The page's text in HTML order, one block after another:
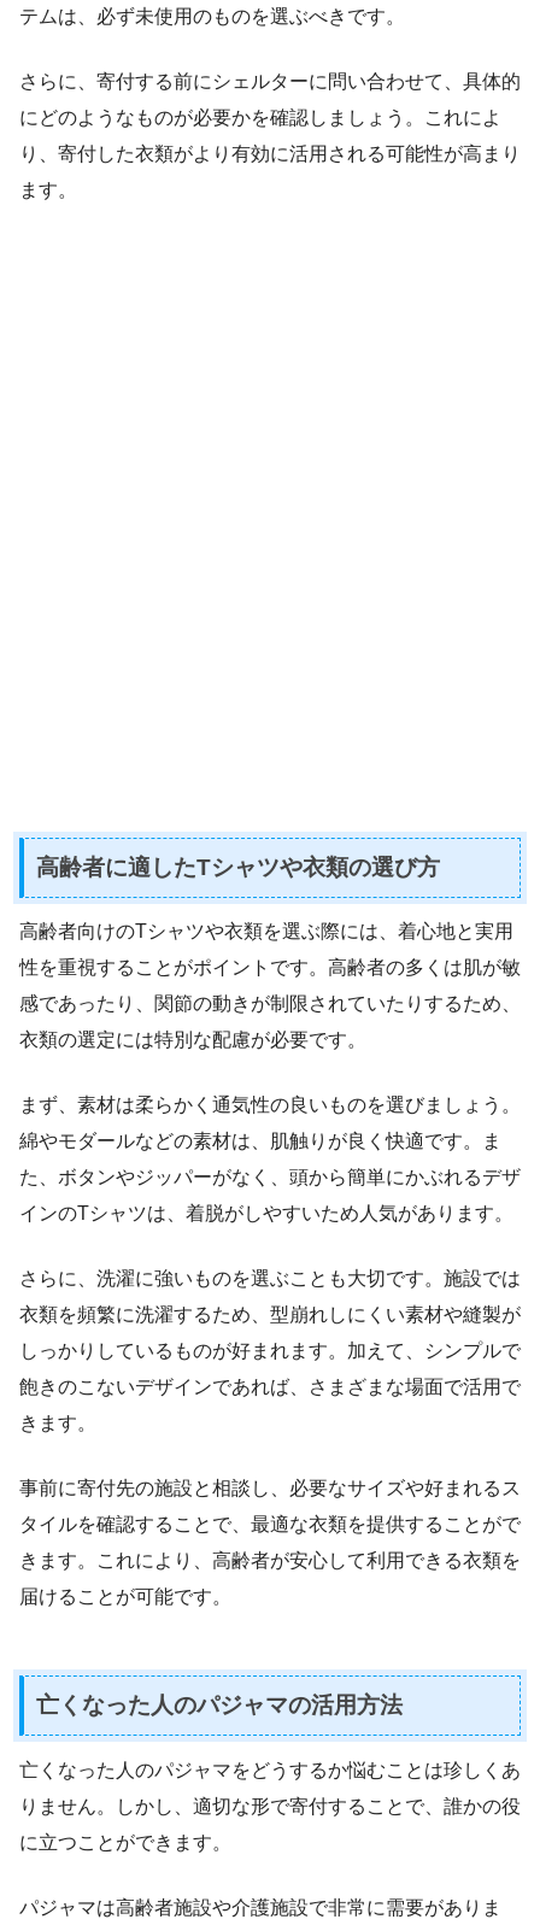
テムは、必ず未使用のものを選ぶべきです。
さらに、寄付する前にシェルターに問い合わせて、具体的
にどのようなものが必要かを確認しましょう。これによ
り、寄付した衣類がより有効に活用される可能性が高まり
ます。
高齢者に適したTシャツや衣類の選び方
高齢者向けのTシャツや衣類を選ぶ際には、着心地と実用
性を重視することがポイントです。高齢者の多くは肌が敏
感であったり、関節の動きが制限されていたりするため、
衣類の選定には特別な配慮が必要です。
まず、素材は柔らかく通気性の良いものを選びましょう。
綿やモダールなどの素材は、肌触りが良く快適です。ま
た、ボタンやジッパーがなく、頭から簡単にかぶれるデザ
インのTシャツは、着脱がしやすいため人気があります。
さらに、洗濯に強いものを選ぶことも大切です。施設では
衣類を頻繁に洗濯するため、型崩れしにくい素材や縫製が
しっかりしているものが好まれます。加えて、シンプルで
飽きのこないデザインであれば、さまざまな場面で活用で
きます。
事前に寄付先の施設と相談し、必要なサイズや好まれるス
タイルを確認することで、最適な衣類を提供することがで
きます。これにより、高齢者が安心して利用できる衣類を
届けることが可能です。
亡くなった人のパジャマの活用方法
亡くなった人のパジャマをどうするか悩むことは珍しくあ
りません。しかし、適切な形で寄付することで、誰かの役
に立つことができます。
パジャマは高齢者施設や介護施設で非常に需要がありま